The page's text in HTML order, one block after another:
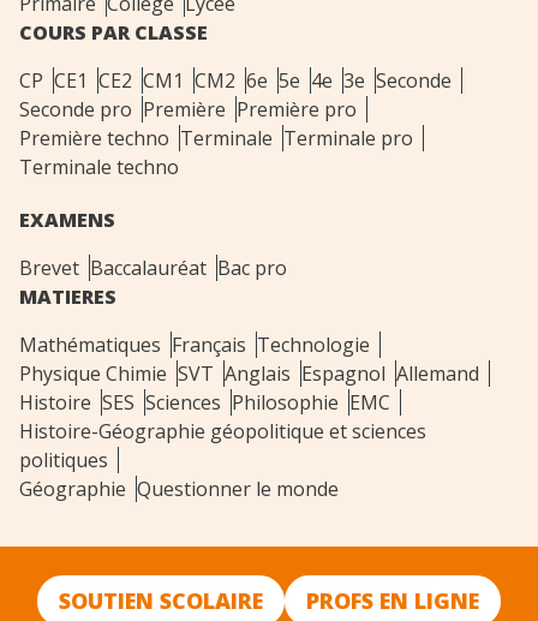
COURS PAR CLASSE
CP CE1 CE2 CM1 CM2 6e 5e 4e 3e Seconde
Seconde pro Première Première pro
Première techno Terminale Terminale pro
Terminale techno
EXAMENS
Brevet Baccalauréat Bac pro
MATIERES
Mathématiques Français Technologie
Physique Chimie SVT Anglais Espagnol Allemand
Histoire SES Sciences Philosophie EMC
Histoire-Géographie géopolitique et sciences
politiques
Géographie Questionner le monde
SOUTIEN SCOLAIRE PROFS EN LIGNE